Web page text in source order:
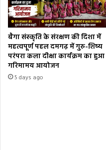
बैगा संस्कृति के संरक्षण की दिशा में
महत्वपूर्ण पहल दमगढ़ में गुरु-शिष्य
परंपरा कला दीक्षा कार्यक्रम का हुआ
गरिमामय आयोजन
5 days ago